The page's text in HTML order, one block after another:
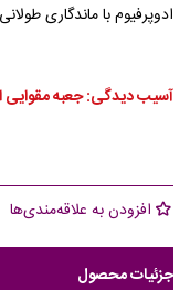
ادوپرفیوم با ماندگاری طولانی
آسیب دیدگی: جعبه
افزودن به علاقه‌مندی‌ها
جزئیات محصول